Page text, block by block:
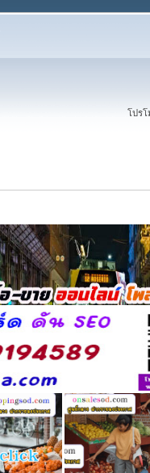
โปรโ